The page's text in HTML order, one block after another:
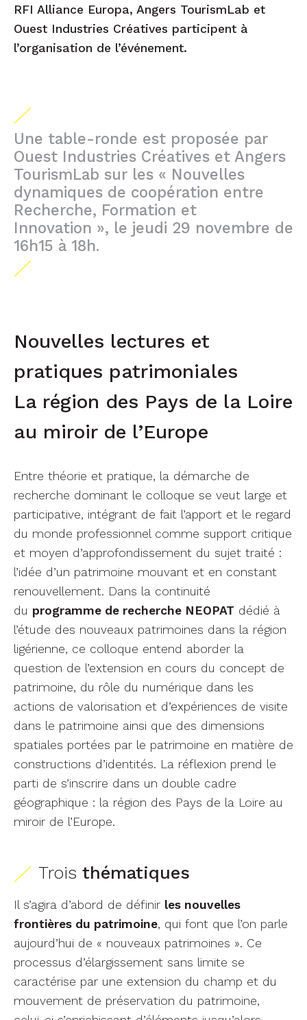
RFI Alliance Europa, Angers TourismLab et
Ouest Industries Créatives participent à
l’organisation de l’événement.
Une table-ronde est proposée par
Ouest Industries Créatives et Angers
TourismLab sur les « Nouvelles
dynamiques de coopération entre
Recherche, Formation et
Innovation », le jeudi 29 novembre de
16h15 à 18h.
Nouvelles lectures et
pratiques patrimoniales
La région des Pays de la Loire
au miroir de l’Europe
Entre théorie et pratique, la démarche de
recherche dominant le colloque se veut large et
participative, intégrant de fait l’apport et le regard
du monde professionnel comme support critique
et moyen d’approfondissement du sujet traité :
l’idée d’un patrimoine mouvant et en constant
renouvellement. Dans la continuité
du programme de recherche NEOPAT dédié à
l’étude des nouveaux patrimoines dans la région
ligérienne, ce colloque entend aborder la
question de l’extension en cours du concept de
patrimoine, du rôle du numérique dans les
actions de valorisation et d’expériences de visite
dans le patrimoine ainsi que des dimensions
spatiales portées par le patrimoine en matière de
constructions d’identités. La réflexion prend le
parti de s’inscrire dans un double cadre
géographique : la région des Pays de la Loire au
miroir de l’Europe.
Trois thématiques
Il s’agira d’abord de définir les nouvelles
frontières du patrimoine, qui font que l’on parle
aujourd’hui de « nouveaux patrimoines ». Ce
processus d’élargissement sans limite se
caractérise par une extension du champ et du
mouvement de préservation du patrimoine,